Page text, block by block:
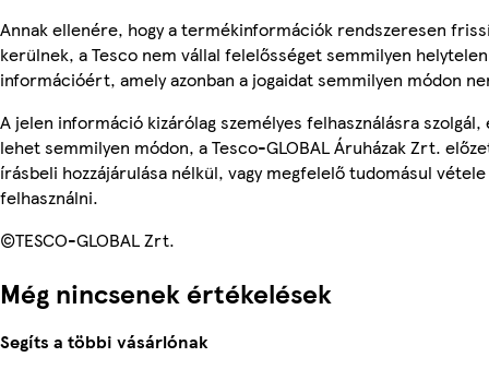
Annak ellenére, hogy a termékinformációk rendszeresen
kerülnek, a Tesco nem vállal felelősséget semmilyen helytelen
információért, amely azonban a jogaidat semmilyen módon
A jelen információ kizárólag személyes felhasználásra szolgál,
lehet semmilyen módon, a Tesco-GLOBAL Áruházak Zrt.
írásbeli hozzájárulása nélkül, vagy megfelelő tudomásul
felhasználni.
©TESCO-GLOBAL Zrt.
Még nincsenek értékelések
Segíts a többi vásárlónak